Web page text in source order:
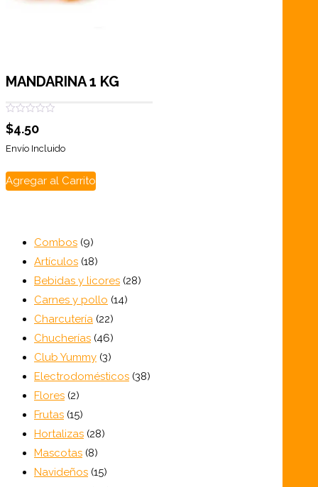
MANDARINA 1 KG
Valorado
con
de
$4.50
Envío Incluido
Agregar al Carrito
Combos 99
productos
Artículos 1818
productos
Bebidas y licores 2828
Carnes y pollo 1414
Charcutería 2222
productos
Chucherías 4646
productos
Club Yummy 33
productos
Electrodomésticos 3838
Flores 22
productos
Frutas 1515
productos
Hortalizas 2828
Mascotas 88
productos
Navideños 1515